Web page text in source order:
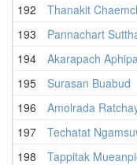
192
Thanakit
193
Pannachart
194
Akarapach
195
Surasan Buabud
196
Amolrada
197
Techatat
198
Tappitak